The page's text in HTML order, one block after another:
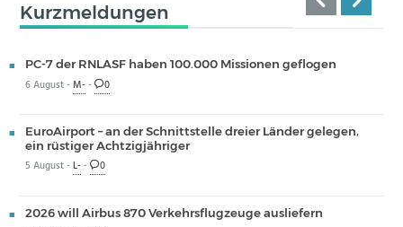
Kurzmeldungen
PC-7 der RNLASF haben 100.000 Missionen geflogen
6 August -M-- 0
EuroAirport – an der Schnittstelle dreier Länder gelegen,
ein rüstiger Achtzigjähriger
5 August -L-- 0
2026 will Airbus 870 Verkehrsflugzeuge ausliefern